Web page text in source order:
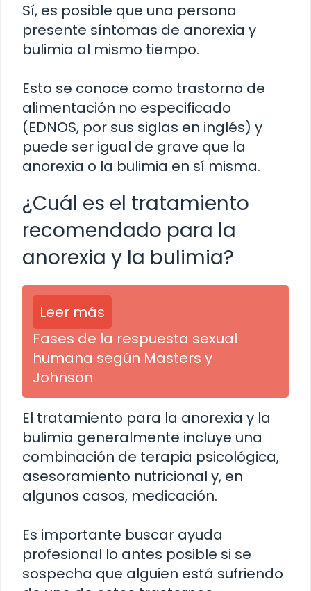
Sí, es posible que una persona
presente síntomas de anorexia y
bulimia al mismo tiempo.
Esto se conoce como trastorno de
alimentación no especificado
(EDNOS, por sus siglas en inglés) y
puede ser igual de grave que la
anorexia o la bulimia en sí misma.
¿Cuál es el tratamiento
recomendado para la
anorexia y la bulimia?
Leer más
Fases de la respuesta sexual
humana según Masters y
Johnson
El tratamiento para la anorexia y la
bulimia generalmente incluye una
combinación de terapia psicológica,
asesoramiento nutricional y, en
algunos casos, medicación.
Es importante buscar ayuda
profesional lo antes posible si se
sospecha que alguien está sufriendo